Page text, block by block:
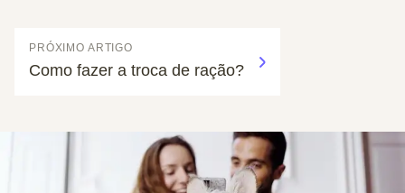
PRÓXIMO ARTIGO
Como fazer a troca de ração?